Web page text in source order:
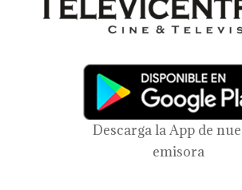
Descarga la App de
emisora